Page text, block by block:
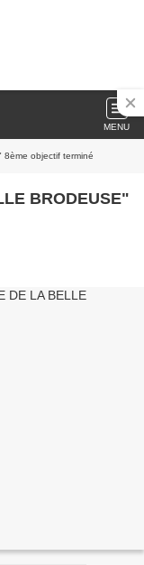
MENU
8ème objectif terminé
BRODEUSE"